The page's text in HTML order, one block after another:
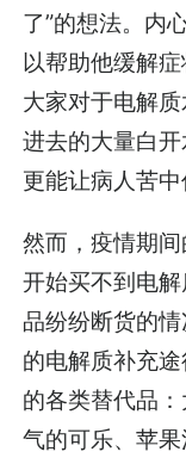
了”的想法。内
以帮助他缓解
大家对于电解
进去的大量白
更能让病人苦中
然而，疫情期
开始买不到电
品纷纷断货的
的电解质补充
的各类替代品
气的可乐、苹